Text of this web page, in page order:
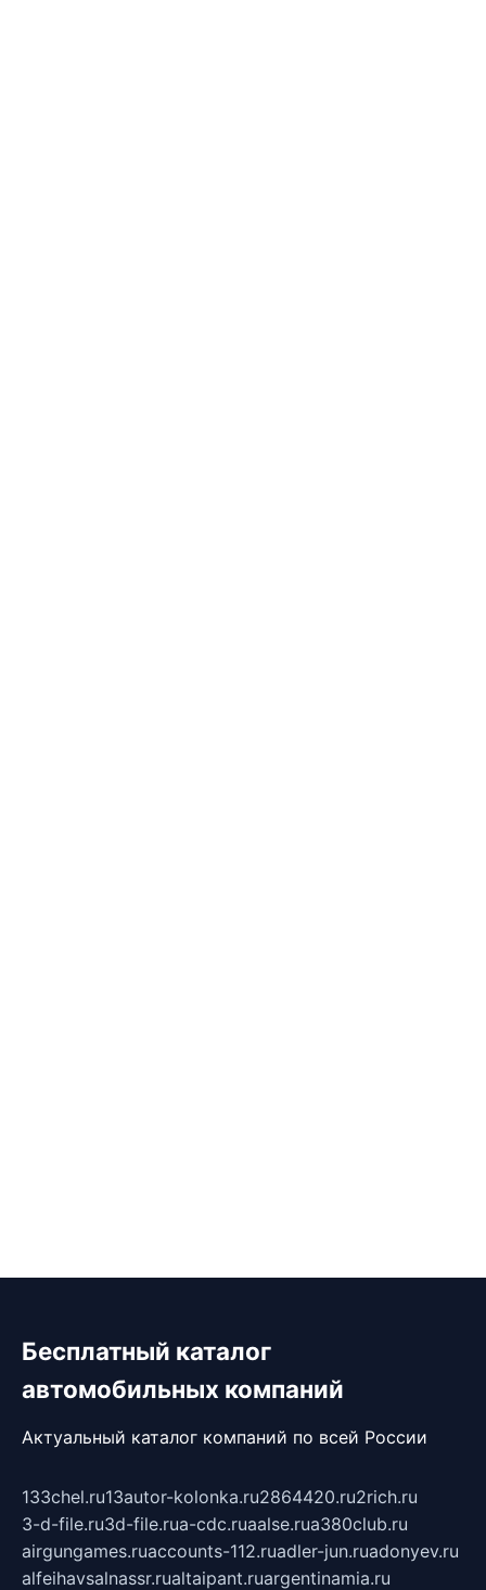
Бесплатный каталог
автомобильных компаний
Актуальный каталог компаний по всей России
133chel.ru13autor-kolonka.ru2864420.ru2rich.ru
3-d-file.ru3d-file.rua-cdc.ruaalse.rua380club.ru
airgungames.ruaccounts-112.ruadler-jun.ruadonyev.ru
alfeihavsalnassr.rualtaipant.ruargentinamia.ru